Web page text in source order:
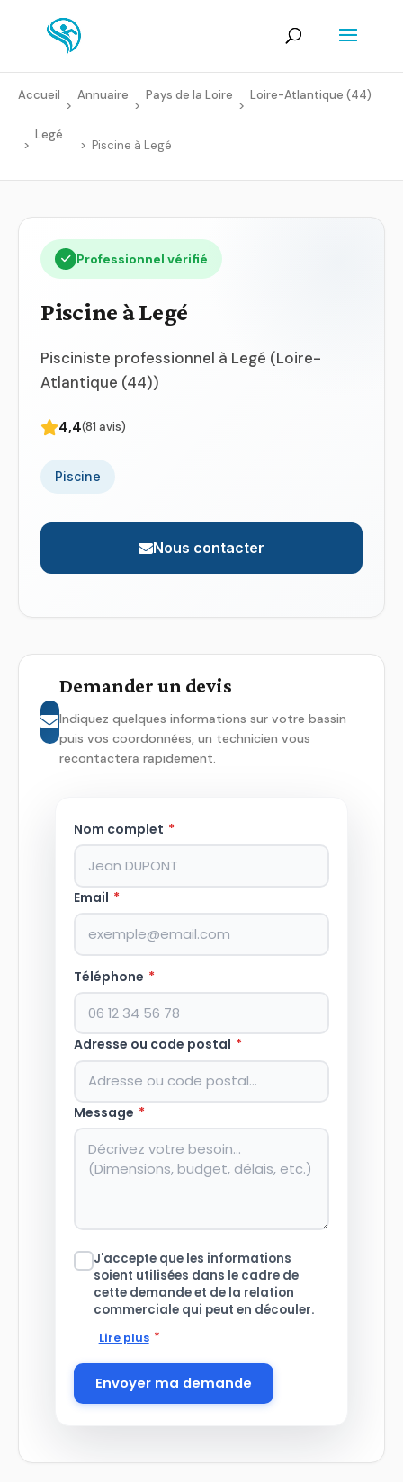
Accueil
>
Annuaire
>
Pays de la Loire
>
Loire-Atlantique (44)
>
Legé
> Piscine à Legé
Professionnel vérifié
Piscine à Legé
Pisciniste professionnel à Legé (Loire-
Atlantique (44))
4,4(81 avis)
Piscine
Nous contacter
Demander un devis
Indiquez quelques informations sur votre bassin
puis vos coordonnées, un technicien vous
recontactera rapidement.
Nom complet *
Email *
Téléphone *
Adresse ou code postal *
Message *
J'accepte que les informations
soient utilisées dans le cadre de
cette demande et de la relation
commerciale qui peut en découler.
Lire plus *
Envoyer ma demande